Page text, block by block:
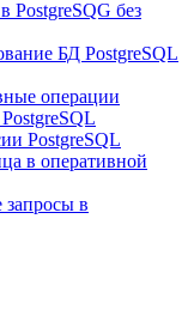
PostgreSQG без
БД PostgreSQL
операции
PostgreSQL
в оперативной
запросы в